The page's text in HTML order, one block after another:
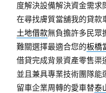
度解決設備解決資金需求
在尋找膚質當舖我的貸款
土地借款無負擔許多民眾
難關選擇最適合您的板橋
借貸完成背景資產零售渠
並且兼具專業技術團隊能
留車企業周轉的愛車替泰